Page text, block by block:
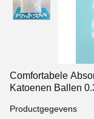
Comfortabele
Katoenen Ballen
Productgegevens